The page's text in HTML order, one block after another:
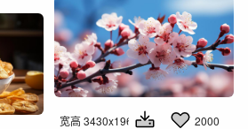
宽高 3430x1960
2000